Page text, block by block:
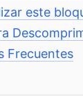
este
Frecuentes